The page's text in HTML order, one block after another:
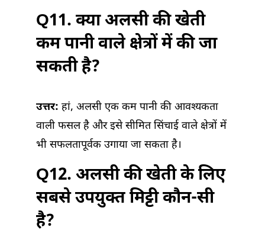
Q11. क्या अलसी की खेती
कम पानी वाले क्षेत्रों में की जा
सकती है?
उत्तर: हां, अलसी एक कम पानी की आवश्यकता
वाली फसल है और इसे सीमित सिंचाई वाले क्षेत्रों में
भी सफलतापूर्वक उगाया जा सकता है।
Q12. अलसी की खेती के लिए
सबसे उपयुक्त मिट्टी कौन-सी
है?